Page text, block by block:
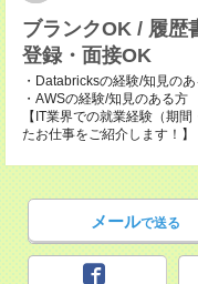
ブランクOK / 履歴
登録・面接OK
・Databricksの経験/知見の
・AWSの経験/知見のある方
【IT業界での就業経験（期
たお仕事をご紹介します！】
メールで送る